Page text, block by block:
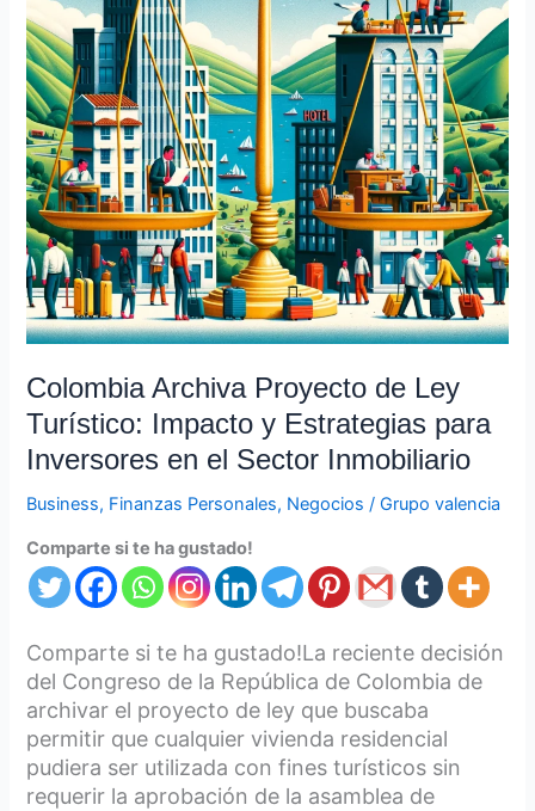
Colombia Archiva Proyecto de Ley
Turístico: Impacto y Estrategias para
Inversores en el Sector Inmobiliario
Business, Finanzas Personales, Negocios /Grupo valencia
Comparte si te ha gustado!
Comparte si te ha gustado!La reciente decisión
del Congreso de la República de Colombia de
archivar el proyecto de ley que buscaba
permitir que cualquier vivienda residencial
pudiera ser utilizada con fines turísticos sin
requerir la aprobación de la asamblea de
Turístico:
Impacto
y
Estrategias
para
Inversores
en
el
Sector
Inmobiliario